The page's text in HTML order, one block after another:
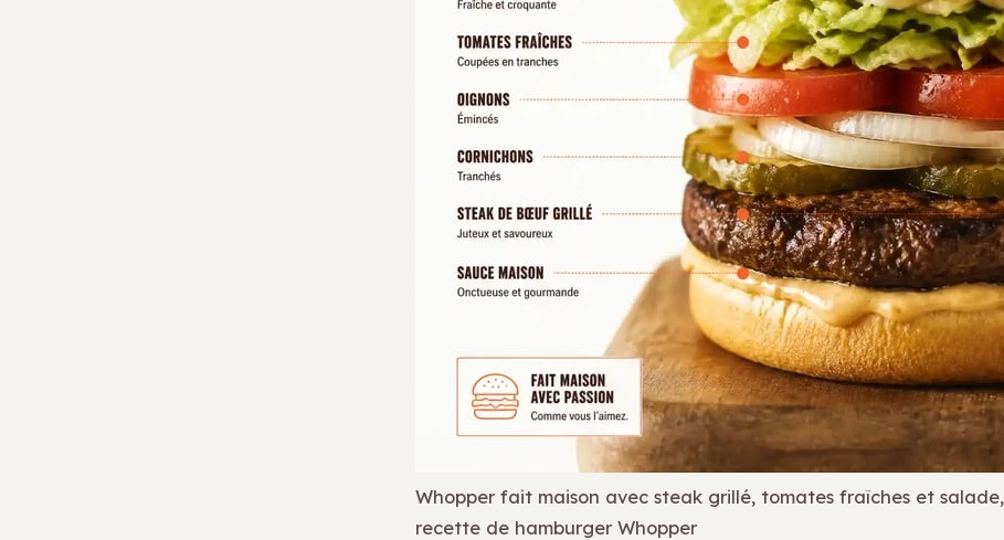
Whopper fait maison avec steak grillé, tomates fraîches et salade,
recette de hamburger Whopper